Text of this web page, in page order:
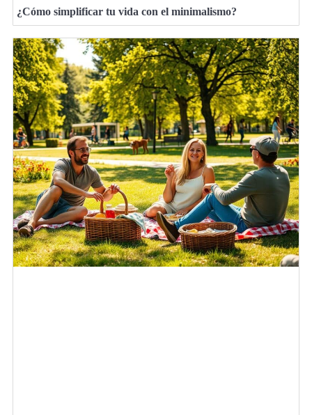
¿Cómo simplificar tu vida con el minimalismo?